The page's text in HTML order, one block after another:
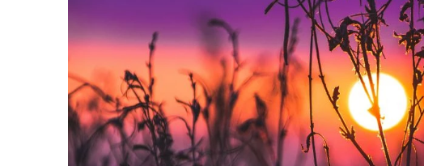
Tâches et check-lists
Optimisez le suivi de vos tâches et check-
lists RH
Suivi mutuelle
Suivez les demandes de remboursement de
soins